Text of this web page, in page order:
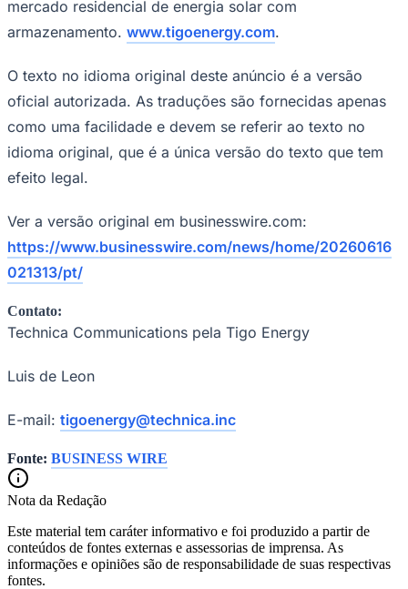
Fluminense
mercado residencial de energia solar com
armazenamento. www.tigoenergy.com.
O texto no idioma original deste anúncio é a versão
oficial autorizada. As traduções são fornecidas apenas
como uma facilidade e devem se referir ao texto no
idioma original, que é a única versão do texto que tem
efeito legal.
Ver a versão original em businesswire.com:
https://www.businesswire.com/news/home/20260616
021313/pt/
Contato:
Technica Communications pela Tigo Energy
Luis de Leon
E-mail: tigoenergy@technica.inc
Fonte: BUSINESS WIRE
Nota da Redação
Este material tem caráter informativo e foi produzido a partir de
conteúdos de fontes externas e assessorias de imprensa. As
informações e opiniões são de responsabilidade de suas respectivas
fontes.